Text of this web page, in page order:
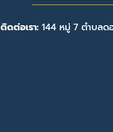
ติดต่อเรา:144 หมู่ 7 ตำบล